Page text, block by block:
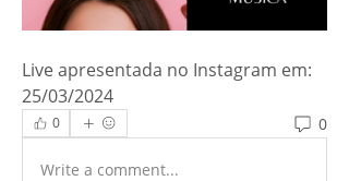
Live apresentada no Instagram em:
25/03/2024
0 0
Write a comment...